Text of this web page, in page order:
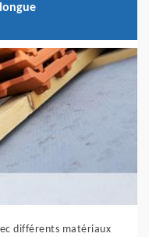
différents matériaux